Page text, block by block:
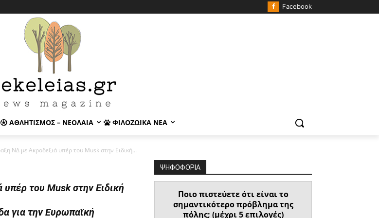
Facebook
ΑΘΛΗΤΙΣΜΌΣ – ΝΕΟΛΑΊΑ ΦΙΛΟΖΩΙΚΆ ΝΈΑ
ΝΔ με Ακροδεξιά υπέρ του Musk στην Ειδική...
του Musk στην Ειδική
για την Ευρωπαϊκή
ΨΗΦΟΦΟΡΙΑ
Ποιο πιστεύετε ότι είναι το
σημαντικότερο πρόβλημα της
πόλης; (μέχρι 5 επιλογές)